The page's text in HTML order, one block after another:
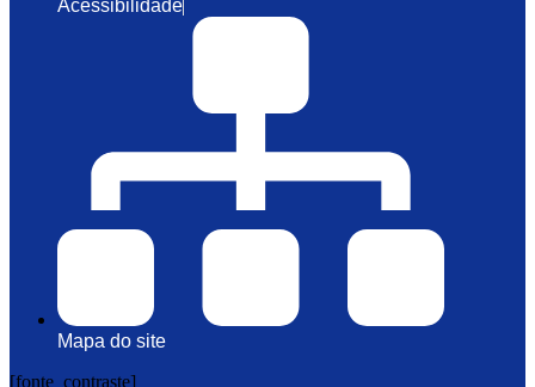
Acessibilidade
Mapa do site
[fonte_contraste]